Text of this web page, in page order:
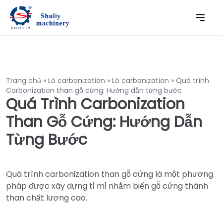
Trang chủ » Lò carbonization » Lò carbonization » Quá trình
Carbonization than gỗ cứng: Hướng dẫn từng bước
Quá Trình Carbonization
Than Gỗ Cứng: Hướng Dẫn
Từng Bước
Quá trình carbonization than gỗ cứng là một phương
pháp được xây dựng tỉ mỉ nhằm biến gỗ cứng thành
than chất lượng cao.